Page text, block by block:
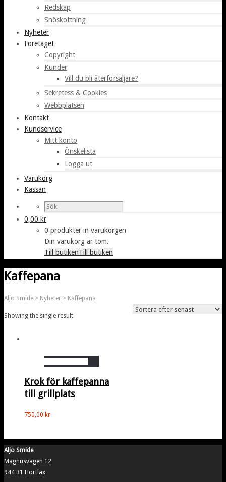
Redskap
Snöskottning
Nyheter
Företaget
Copyright
Kunder
Vill du bli återförsäljare?
Sekretess & Cookies
Webbplatsen
Kontakt
Kundservice
Mitt konto
Önskelista
Logga ut
Varukorg
Kassan
0,00 kr
0 produkter in varukorgen
Din varukorg är tom.
Till butikenTill butiken
Kaffepana
Aljo Smide > Nyheter > Kaffepana
Showing the single result
Krok för kaffepanna
till grillplats
750,00 kr
Aljo Smide
Magnusvägen 12
944 31 Hortlax